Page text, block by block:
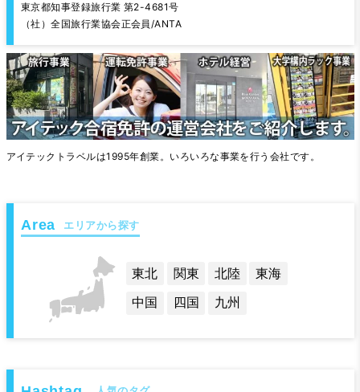
東京都知事登録旅行業 第2-4681号
（社）全国旅行業協会正会員/ANTA
アイテックトラベルは1995年創業。いろいろな事業を行う会社です。
エリアから探す
東北 関東 北陸
東海
中国
四国 九州